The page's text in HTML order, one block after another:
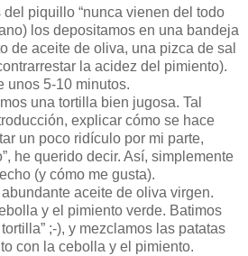
piquillo “nunca vienen del todo
los depositamos en una bandeja
de aceite de oliva, una pizca de sal
la acidez del pimiento).
unos 5-10 minutos.
una tortilla bien jugosa. Tal
explicar cómo se hace
un poco ridículo por mi parte,
he querido decir. Así, simplemente
(y cómo me gusta).
aceite de oliva virgen.
y el pimiento verde. Batimos
;-), y mezclamos las patatas
con la cebolla y el pimiento.